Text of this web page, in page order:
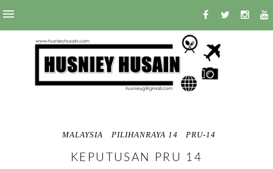
MALAYSIA PILIHANRAYA 14 PRU-14
KEPUTUSAN PRU 14